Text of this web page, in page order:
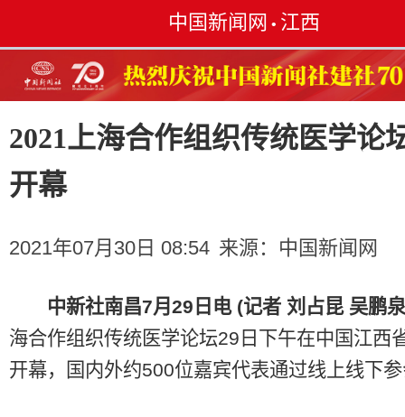
中国新闻网 • 江西
2021上海合作组织传统医学论
开幕
2021年07月30日 08:54 来源： 中国新闻网
中新社南昌7月29日电 (记者 刘占昆 吴鹏
海合作组织传统医学论坛29日下午在中国江西
开幕，国内外约500位嘉宾代表通过线上线下